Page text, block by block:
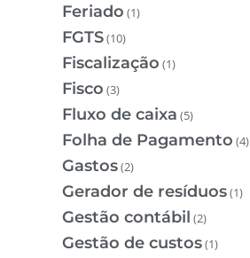
Feriado (1)
FGTS(10)
Fiscalização (1)
Fisco (3)
Fluxo de caixa (5)
Folha de Pagamento (4)
Gastos(2)
Gerador de resíduos(1)
Gestão contábil (2)
Gestão de custos(1)